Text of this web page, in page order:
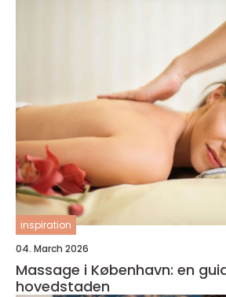
inspiration
04. March 2026
Massage i København: en
hovedstaden